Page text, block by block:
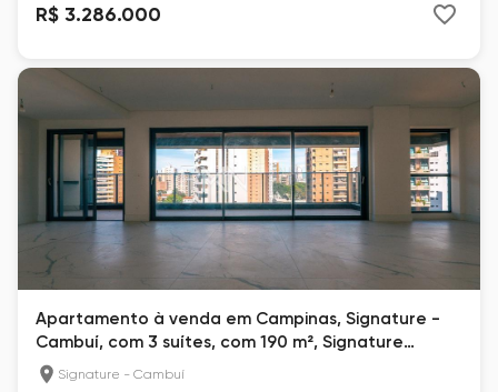
R$ 3.286.000
Apartamento à venda em Campinas, Signature -
Cambuí, com 3 suítes, com 190 m², Signature
Cambuí
Signature - Cambuí